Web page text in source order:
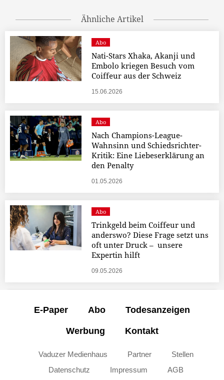
Ähnliche Artikel
Abo
Nati-Stars Xhaka, Akanji und
Embolo kriegen Besuch vom
Coiffeur aus der Schweiz
15.06.2026
Abo
Nach Champions-League-
Wahnsinn und Schiedsrichter-
Kritik: Eine Liebeserklärung an
den Penalty
01.05.2026
Abo
Trinkgeld beim Coiffeur und
anderswo? Diese Frage setzt uns
oft unter Druck – unsere
Expertin hilft
09.05.2026
E-Paper Abo Todesanzeigen
Werbung Kontakt
Vaduzer Medienhaus Partner
Stellen
Datenschutz
Impressum AGB